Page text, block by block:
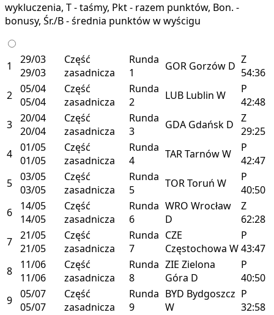
wykluczenia, T - taśmy, Pkt - razem punktów, Bon. -
bonusy, Śr./B - średnia punktów w wyścigu
1
29/03
29/03
Część
zasadnicza
Runda
1
GOR Gorzów D Z
54:36
2 05/04
05/04
Część
zasadnicza
Runda
2
LUB Lublin W
P
42:48
3 20/04
20/04
Część
zasadnicza
Runda
3
GDA Gdańsk D Z
29:25
4 01/05
01/05
Część
zasadnicza
Runda
4
TARTarnówW
P
42:47
5 03/05
03/05
Część
zasadnicza
Runda
5
TORToruń W
P
40:50
6
14/05
14/05
Część
zasadnicza
Runda
6
WRO Wrocław
D
Z
62:28
7 21/05
21/05
Część
zasadnicza
Runda
7
CZE
Częstochowa W
P
43:47
8
11/06
11/06
Część
zasadnicza
Runda
8
ZIE Zielona
Góra D
P
40:50
9 05/07
05/07
Część
zasadnicza
Runda
9
BYD Bydgoszcz
W
P
32:58